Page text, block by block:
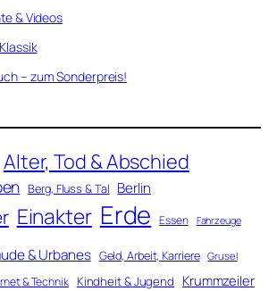
& Videos
– zum Sonderpreis!
Alter, Tod & Abschied
Berg, Fluss & Tal Berlin
Einakter Erde Essen Fahrzeuge
& Urbanes Geld, Arbeit, Karriere Grusel
& Technik Kindheit & Jugend Krummzeiler